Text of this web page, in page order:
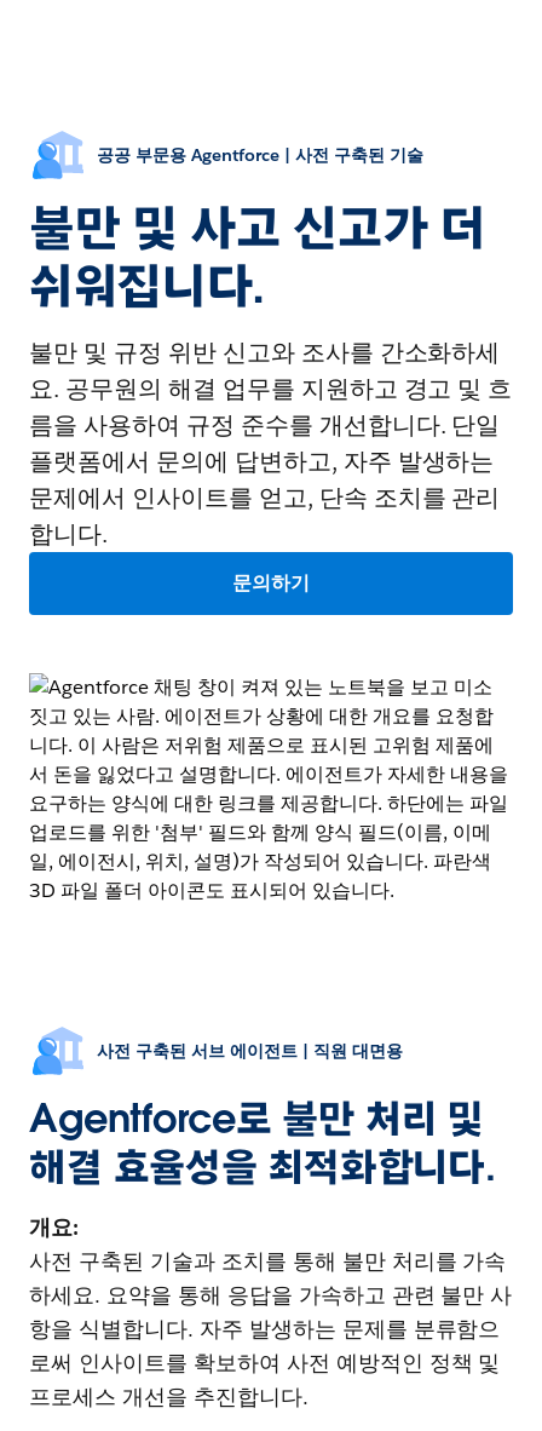
공공 부문용 Agentforce | 사전 구축된 기술
불만 및 사고 신고가 더
쉬워집니다.
불만 및 규정 위반 신고와 조사를 간소화하세
요. 공무원의 해결 업무를 지원하고 경고 및 흐
름을 사용하여 규정 준수를 개선합니다. 단일
플랫폼에서 문의에 답변하고, 자주 발생하는
문제에서 인사이트를 얻고, 단속 조치를 관리
합니다.
문의하기
사전 구축된 서브 에이전트 | 직원 대면용
Agentforce로 불만 처리 및
해결 효율성을 최적화합니다.
개요:
사전 구축된 기술과 조치를 통해 불만 처리를 가속
하세요. 요약을 통해 응답을 가속하고 관련 불만 사
항을 식별합니다. 자주 발생하는 문제를 분류함으
로써 인사이트를 확보하여 사전 예방적인 정책 및
프로세스 개선을 추진합니다.